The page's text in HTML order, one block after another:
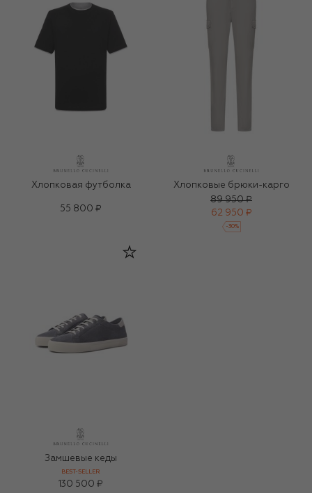
Хлопковая футболка
55 800 ₽
Хлопковые брюки-карго
89 950 ₽
62 950 ₽
-30%
Замшевые кеды
BEST-SELLER
130 500 ₽